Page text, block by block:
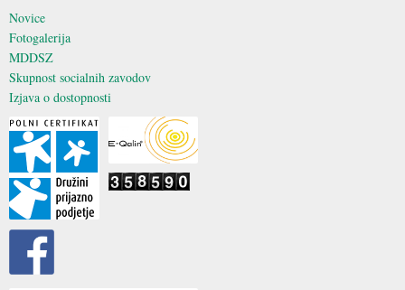
Novice
Fotogalerija
MDDSZ
Skupnost socialnih zavodov
Izjava o dostopnosti